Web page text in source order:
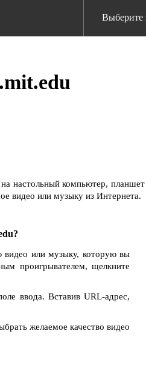
Выберите
настольный компьютер, планшет
видео или музыку из Интернета.
видео или музыку, которую вы
проигрывателем, щелкните
ввода. Вставив URL-адрес,
желаемое качество видео